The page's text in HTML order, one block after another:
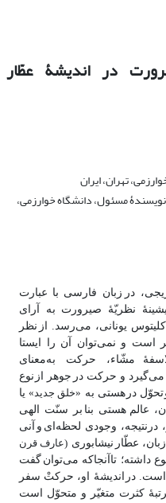
در اندیشۀ عطّار
تهران، ایران
مسئول، دانشگاه خوارزمی،
در زبان فارسی با عبارت
نظریّۀ صیرورت به آرای
یونانی، می‌رسد. از نظر
است و ‌نمی‌توان آن را ایستا
مشّاء، حرکت به‌معنای
می‌گیرد و حرکت در جوهر از نوع
‌تحوّل در هستی به «خلق جدید»یا
عالم هستی بنا بر سنّت الهی
در‌نتیجه، وجودی لحظه‌ای و آنی
عطّار نیشابوری (عارف قرن
داشته‌؛ تا آنجاکه می‌توان گفت
است. در
اندیشۀ او، حرکتْ سفر
کثرت متغیّر و متحوّل است